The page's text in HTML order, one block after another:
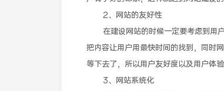
2、网站的友好性
在建设网站的时候一定要考虑到用户
把内容让用户用最快时间的找到，同时
等下去了，所以用户友好度以及用户体验
3、网站系统化